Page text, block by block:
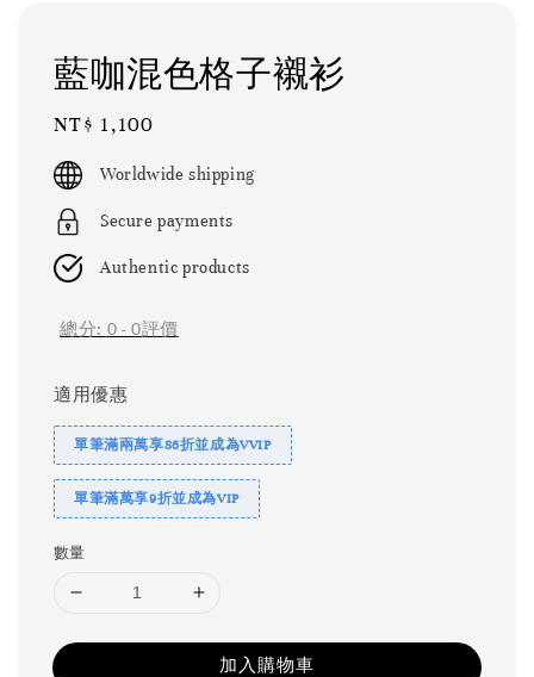
藍咖混色格子襯衫
Regular
price
NT$ 1,100
Worldwide shipping
Secure payments
Authentic products
總分: 0 - 0評價
適用優惠
單筆滿兩萬享86折並成為VVIP
單筆滿萬享9折並成為VIP
數量
加入購物車